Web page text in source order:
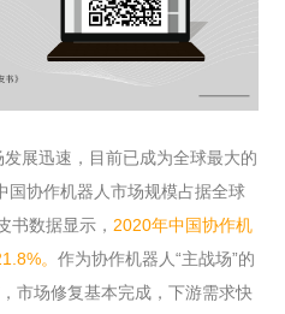
展迅速，目前已成为全球最大的
国协作机器人市场规模占据全球
书数据显示， 2020年中国协作机
。作为协作机器人“主战场”的
市场修复基本完成，下游需求快